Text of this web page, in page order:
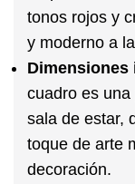
tonos rojos y
y moderno a
Dimensiones
cuadro es
sala de estar,
toque de arte
decoración.